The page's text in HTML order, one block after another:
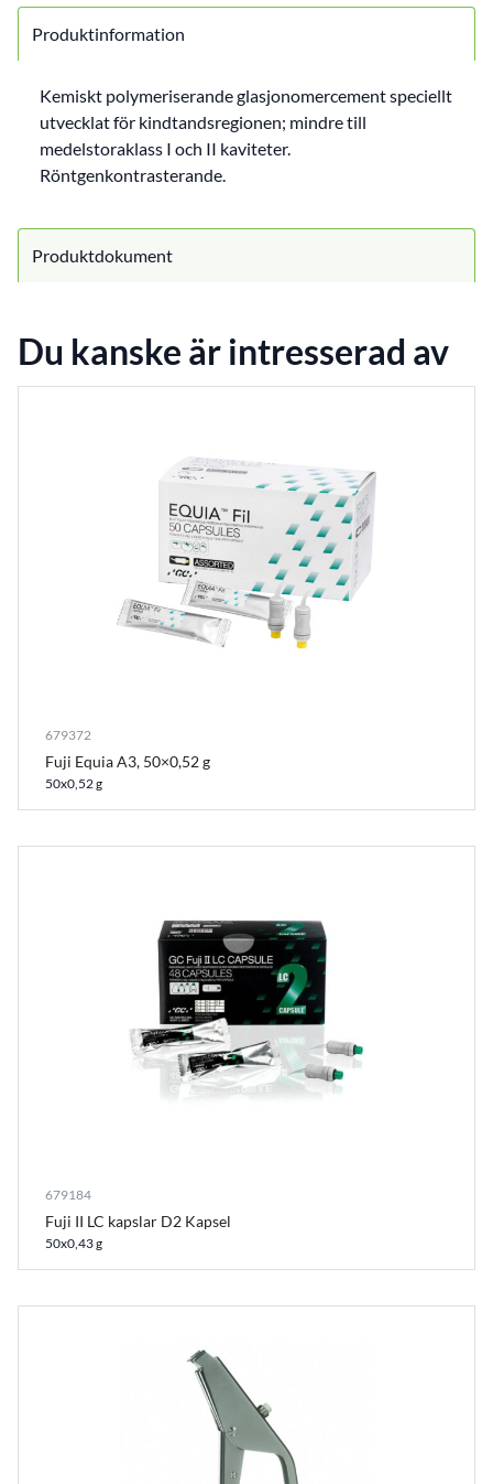
Produktinformation
Kemiskt polymeriserande glasjonomercement speciellt
utvecklat för kindtandsregionen; mindre till
medelstoraklass I och II kaviteter.
Röntgenkontrasterande.
Produktdokument
Du kanske är intresserad av
679372
Fuji Equia A3, 50×0,52 g
50x0,52 g
679184
Fuji II LC kapslar D2 Kapsel
50x0,43 g